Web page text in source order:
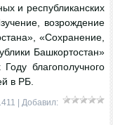
и республиканских
возрождение
«Сохранение,
Башкортостан»
благополучного
в РБ.
| Добавил: